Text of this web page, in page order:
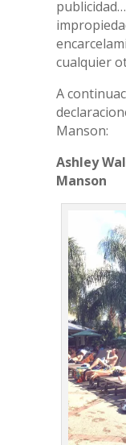
cualquier
A
Manson:
Ashley
Manson